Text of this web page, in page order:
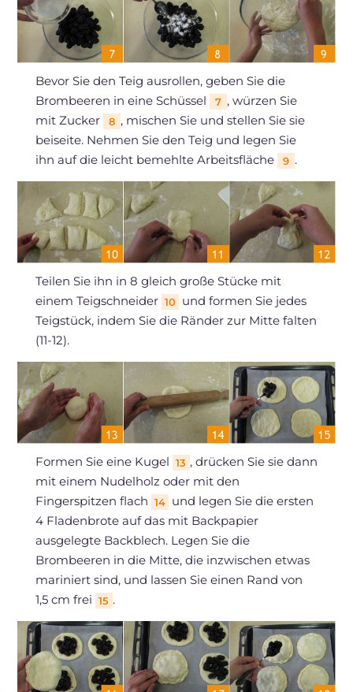
Bevor Sie den Teig ausrollen, geben Sie die
Brombeeren in eine Schüssel
7 , würzen Sie
mit Zucker
8 , mischen Sie und stellen Sie sie
beiseite. Nehmen Sie den Teig und legen Sie
ihn auf die leicht bemehlte Arbeitsfläche
9 .
Teilen Sie ihn in 8 gleich große Stücke mit
einem Teigschneider 10 und formen Sie jedes
Teigstück, indem Sie die Ränder zur Mitte falten
(11-12).
Formen Sie eine Kugel 13 , drücken Sie sie dann
mit einem Nudelholz oder mit den
Fingerspitzen flach 14 und legen Sie die ersten
4 Fladenbrote auf das mit Backpapier
ausgelegte Backblech. Legen Sie die
Brombeeren in die Mitte, die inzwischen etwas
mariniert sind, und lassen Sie einen Rand von
1,5 cm frei 15 .